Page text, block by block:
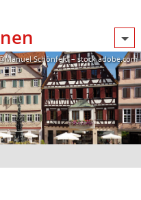
Schönfeld – stock.adobe.com